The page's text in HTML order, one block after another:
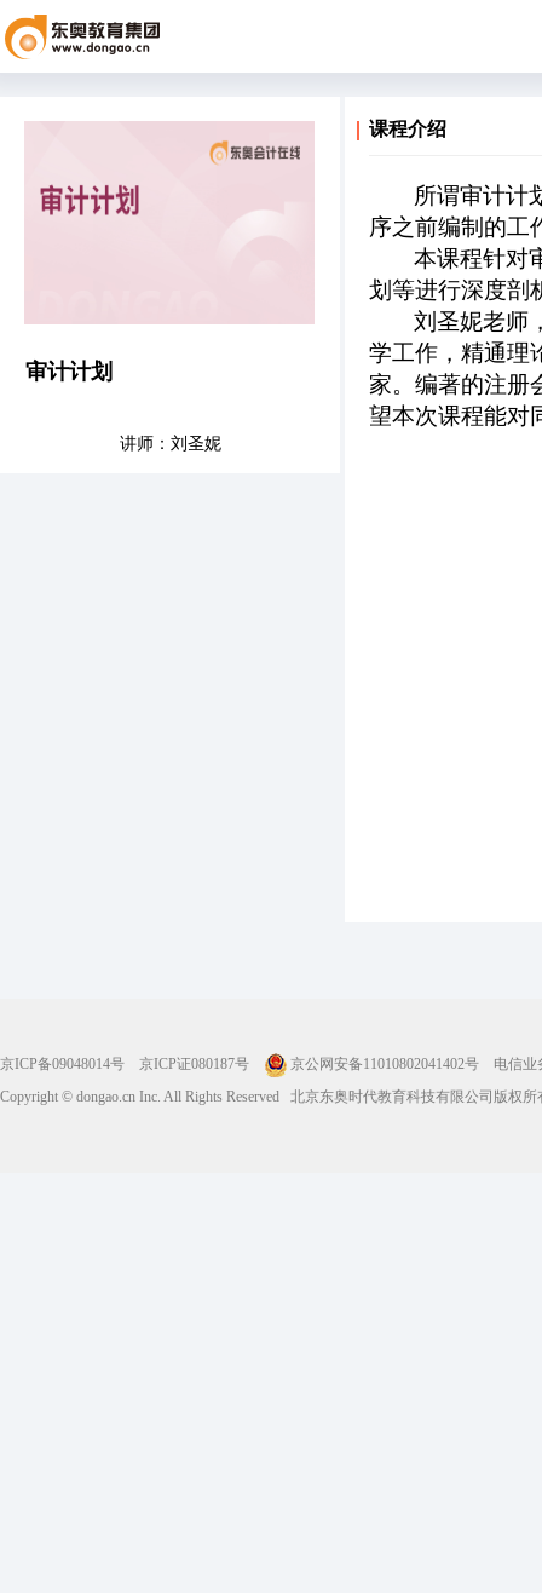
审计计划
讲师：刘圣妮
课程介绍
所谓审计计
序之前编制的工
本课程针对
划等进行深度剖
刘圣妮老师
学工作，精通理
家。编著的注册
望本次课程能对
京ICP备09048014号 京ICP证080187号 京公网安备11010802041402号
电信业
Copyright © dongao.cn Inc. All Rights Reserved 北京东奥时代教育科技有限公司版权所